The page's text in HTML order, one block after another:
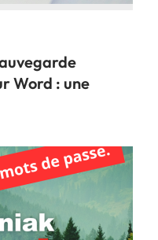
Word : une